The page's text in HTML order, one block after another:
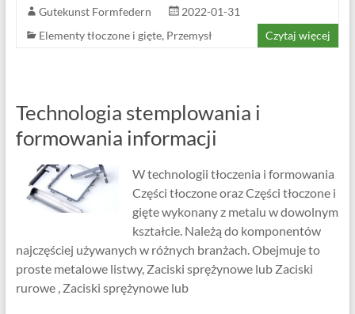
Gutekunst Formfedern
2022-01-31
Elementy tłoczone i gięte, Przemysł Czytaj więcej
Technologia stemplowania i
formowania informacji
W technologii tłoczenia i formowania
Części tłoczone oraz Części tłoczone i
gięte wykonany z metalu w dowolnym
kształcie. Należą do komponentów
najczęściej używanych w różnych branżach. Obejmuje to
proste metalowe listwy, Zaciski sprężynowe lub Zaciski
rurowe , Zaciski sprężynowe lub